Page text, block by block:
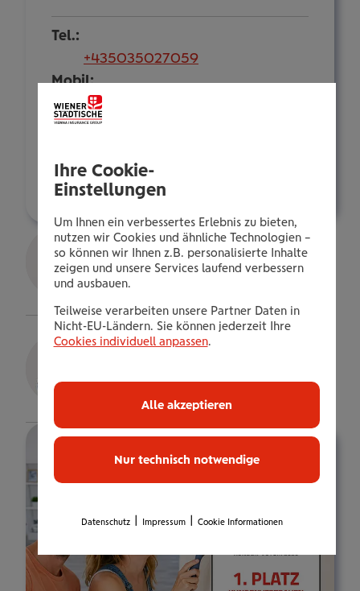
Tel.:
+435035027059
Mobil:
+436646013927059
E-Mail:
Über mich
Franz Machaczek
Senior Consultant
Stefan Watzko
Ihre Cookie-
Einstellungen
Um Ihnen ein verbessertes Erlebnis zu bieten,
nutzen wir Cookies und ähnliche Technologien –
so können wir Ihnen z.B. personalisierte Inhalte
zeigen und unsere Services laufend verbessern
und ausbauen.
Teilweise verarbeiten unsere Partner Daten in
Nicht-EU-Ländern. Sie können jederzeit Ihre
Cookies individuell anpassen.
Nur technisch notwendige
Alle akzeptieren
Datenschutz Impressum Cookie Informationen